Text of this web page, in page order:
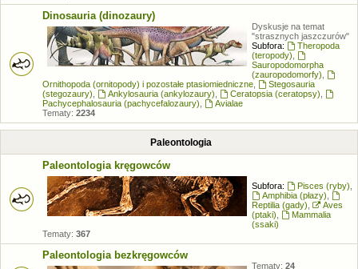
Dinosauria (dinozaury)
Dyskusje na temat
"strasznych jaszczurów"
Subfora:
Theropoda
(teropody)
Sauropodomorpha
(zauropodomorfy)
Ornithopoda (ornitopody) i pozostałe ptasiomiedniczne
Stegosauria
(stegozaury)
Ankylosauria (ankylozaury) Ceratopsia (ceratopsy)
Pachycephalosauria (pachycefalozaury)
Avialae
Tematy: 2234
Paleontologia
Paleontologia kręgowców
Subfora: Pisces (ryby)
Amphibia (płazy)
Reptilia (gady)
Aves
(ptaki)
Mammalia
(ssaki)
Tematy: 367
Paleontologia bezkręgowców
Tematy: 24